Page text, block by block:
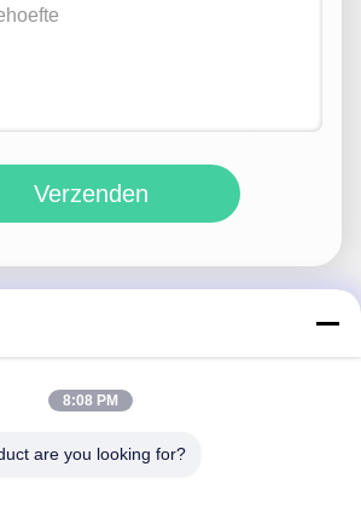
Verzenden
Road, Longhu Avenue, Industrial East
8:08 PM
are you looking for?